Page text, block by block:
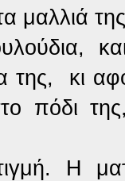
μαλλιά
της, κι
πόδι
Η